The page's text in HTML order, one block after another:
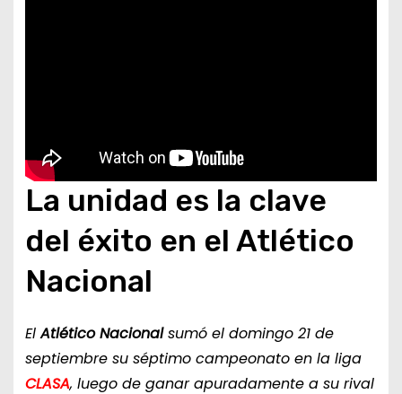
La unidad es la clave
del éxito en el Atlético
Nacional
ElAtlético Nacionalsumó el domingo 21 de
septiembre su séptimo campeonato en la liga
CLASA, luego de ganar apuradamente a su rival